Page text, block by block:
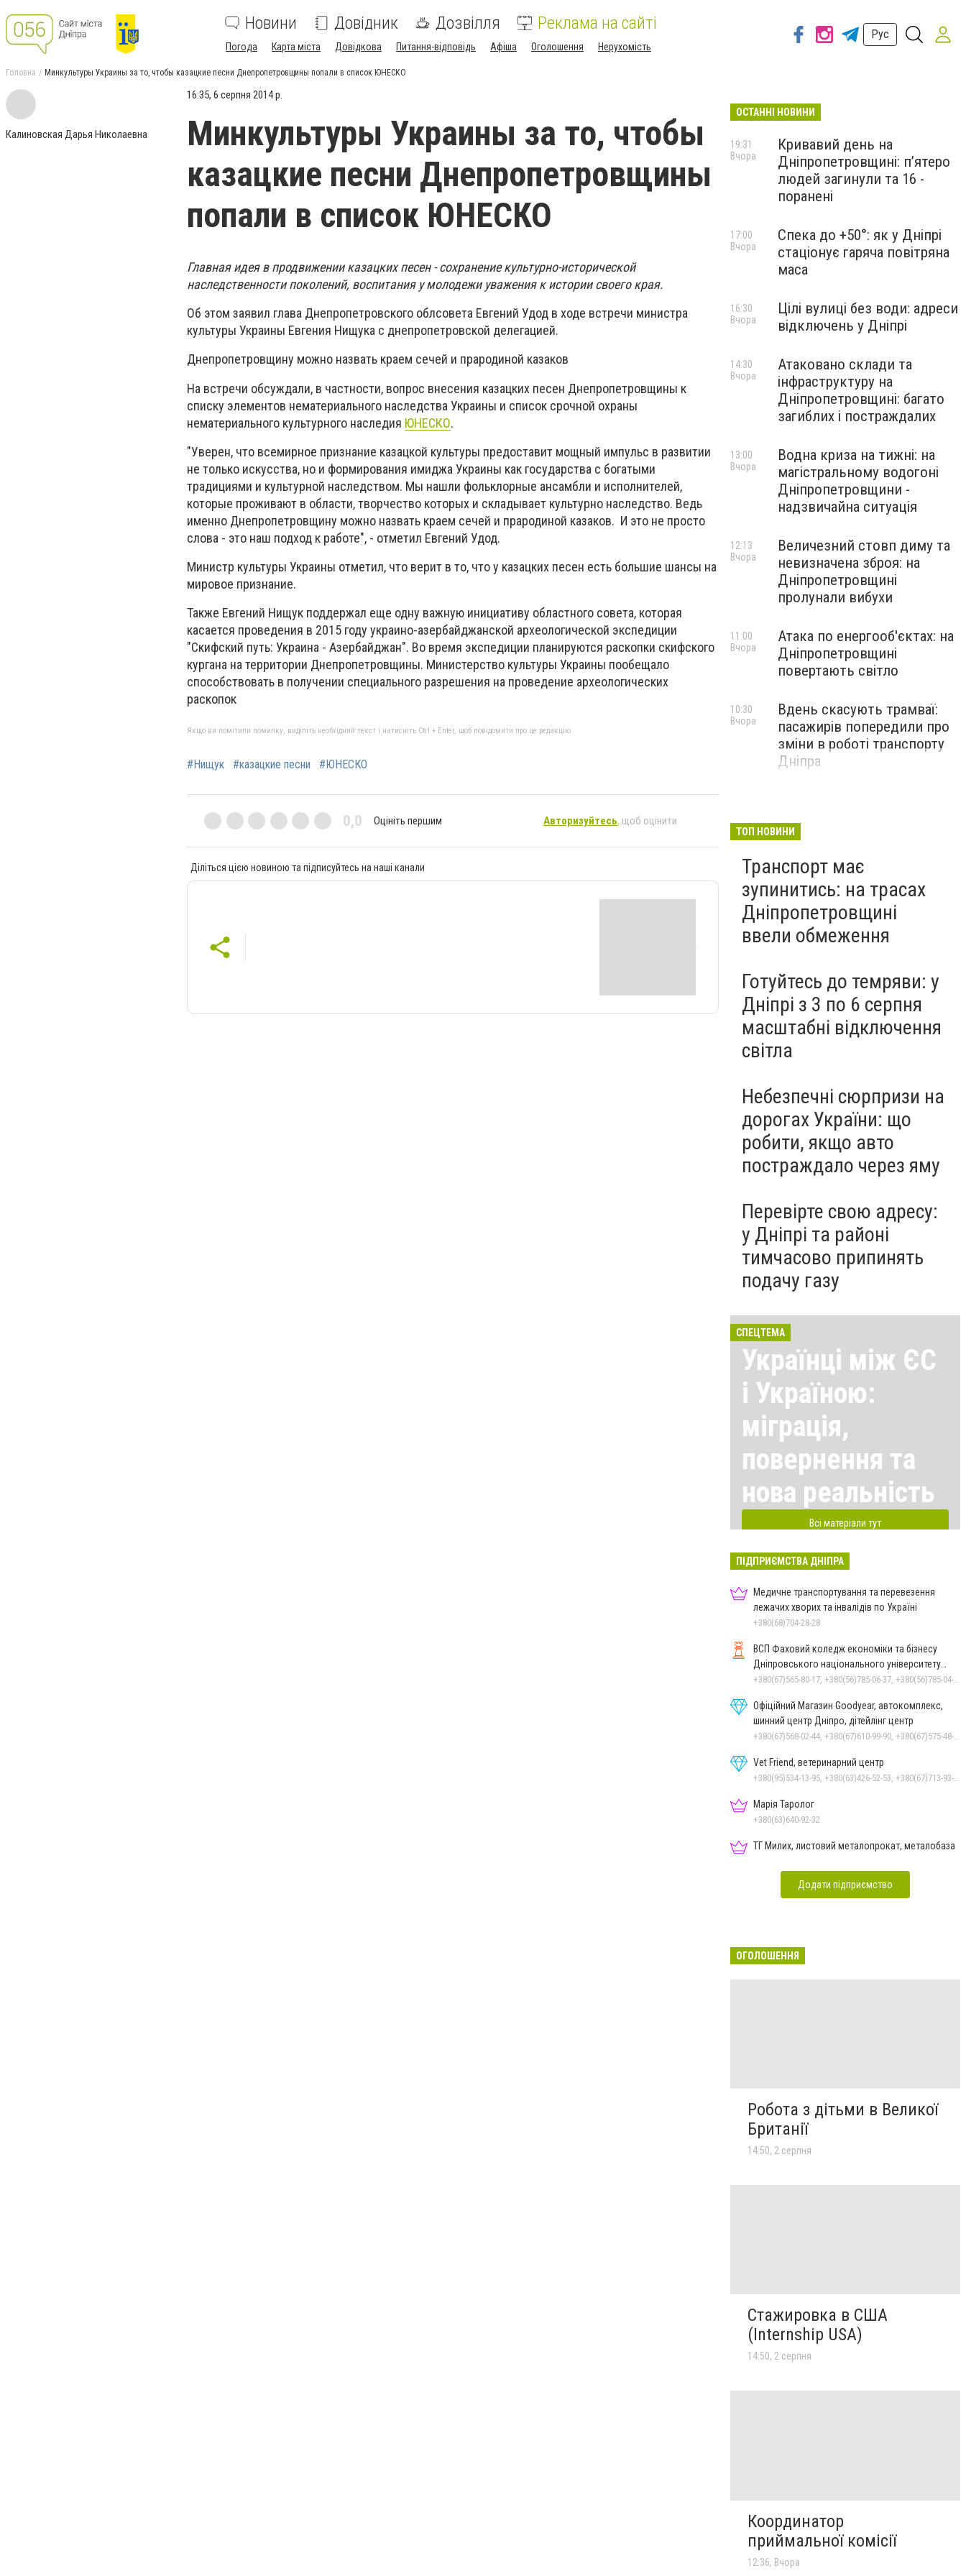
Новини Довідник Дозвілля Реклама на сайті
Погода Карта міста Довідкова Питання-відповідь Афіша Оголошення Нерухомість
Рус
Головна Минкультуры Украины за то, чтобы казацкие песни Днепропетровщины попали в список ЮНЕСКО
Калиновская Дарья Николаевна
16:35, 6 серпня 2014 р.
Минкультуры Украины за то, чтобы
казацкие песни Днепропетровщины
попали в список ЮНЕСКО
Главная идея в продвижении казацких песен - сохранение культурно-исторической
наследственности поколений, воспитания у молодежи уважения к истории своего края.
Об этом заявил глава Днепропетровского облсовета Евгений Удод в ходе встречи министра
культуры Украины Евгения Нищука с днепропетровской делегацией.
Днепропетровщину можно назвать краем сечей и прародиной казаков
На встречи обсуждали, в частности, вопрос внесения казацких песен Днепропетровщины к
списку элементов нематериального наследства Украины и список срочной охраны
нематериального культурного наследия ЮНЕСКО.
"Уверен, что всемирное признание казацкой культуры предоставит мощный импульс в развитии
не только искусства, но и формирования имиджа Украины как государства с богатыми
традициями и культурной наследством. Мы нашли фольклорные ансамбли и исполнителей,
которые проживают в области, творчество которых и складывает культурно наследство. Ведь
именно Днепропетровщину можно назвать краем сечей и прародиной казаков. И это не просто
слова - это наш подход к работе", - отметил Евгений Удод.
Министр культуры Украины отметил, что верит в то, что у казацких песен есть большие шансы на
мировое признание.
Также Евгений Нищук поддержал еще одну важную инициативу областного совета, которая
касается проведения в 2015 году украино-азербайджанской археологической экспедиции
"Скифский путь: Украина - Азербайджан". Во время экспедиции планируются раскопки скифского
кургана на территории Днепропетровщины. Министерство культуры Украины пообещало
способствовать в получении специального разрешения на проведение археологических
раскопок
Якщо ви помітили помилку, виділіть необхідний текст і натисніть Ctrl + Enter, щоб повідомити про це редакцію
#Нищук #казацкие песни #ЮНЕСКО
0,0 Оцініть першим Авторизуйтесь, щоб оцінити
Діліться цією новиною та підписуйтесь на наші канали
ОСТАННІ НОВИНИ
Кривавий день на
Дніпропетровщині: п’ятеро
людей загинули та 16 -
поранені
19:31
Вчора
Спека до +50°: як у Дніпрі
стаціонує гаряча повітряна
маса
17:00
Вчора
Цілі вулиці без води: адреси
відключень у Дніпрі
16:30
Вчора
Атаковано склади та
інфраструктуру на
Дніпропетровщині: багато
загиблих і постраждалих
14:30
Вчора
Водна криза на тижні: на
магістральному водогоні
Дніпропетровщини -
надзвичайна ситуація
13:00
Вчора
Величезний стовп диму та
невизначена зброя: на
Дніпропетровщині
пролунали вибухи
12:13
Вчора
Атака по енергооб'єктах: на
Дніпропетровщині
повертають світло
11:00
Вчора
Вдень скасують трамваї:
пасажирів попередили про
зміни в роботі транспорту
Дніпра
10:30
Вчора
ТОП НОВИНИ
Транспорт має
зупинитись: на трасах
Дніпропетровщині
ввели обмеження
Готуйтесь до темряви: у
Дніпрі з 3 по 6 серпня
масштабні відключення
світла
Небезпечні сюрпризи на
дорогах України: що
робити, якщо авто
постраждало через яму
Перевірте свою адресу:
у Дніпрі та районі
тимчасово припинять
подачу газу
СПЕЦТЕМА
Українці між ЄС
і Україною:
міграція,
повернення та
нова реальність
Всі матеріали тут
ПІДПРИЄМСТВА ДНІПРА
Медичне транспортування та перевезення
лежачих хворих та інвалідів по Україні
+380(68)704-28-28
ВСП Фаховий коледж економіки та бізнесу
Дніпровського національного університету
імені Олеся Гончара
Офіційний Магазин Goodyear, автокомплекс,
шинний центр Дніпро, дітейлінг центр
Vet Friend, ветеринарний центр
Марія Таролог
+380(63)640-92-32
ТГ Милих, листовий металопрокат, металобаза
Додати підприємство
ОГОЛОШЕННЯ
Робота з дітьми в Великої
Британії
14:50, 2 серпня
Стажировка в США
(Internship USA)
14:50, 2 серпня
Координатор
приймальної комісії
12:36, Вчора